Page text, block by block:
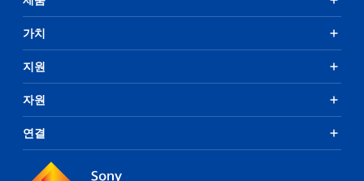
가치
지원
자원
연결